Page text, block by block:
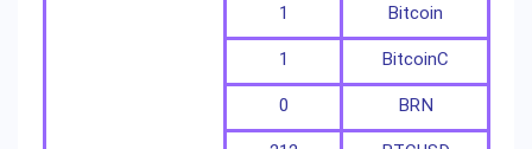
Bitcoin
1
BitcoinC
1
BRN
0